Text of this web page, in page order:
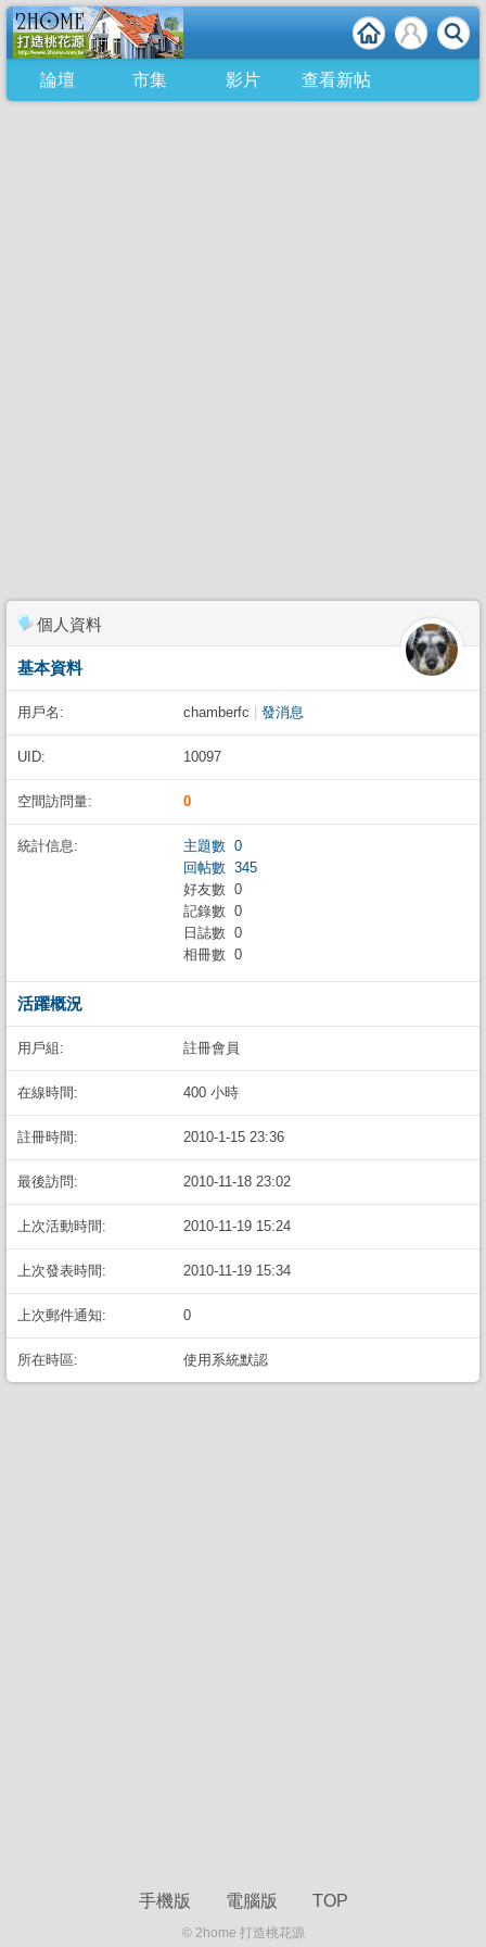
論壇 市集 影片 查看新帖
個人資料
基本資料
用戶名: chamberfc 發消息
UID: 10097
空間訪問量: 0
統計信息:
主題數 0
回帖數 345
好友數 0
記錄數 0
日誌數 0
相冊數 0
活躍概況
用戶組: 註冊會員
在線時間: 400 小時
註冊時間: 2010-1-15 23:36
最後訪問: 2010-11-18 23:02
上次活動時間: 2010-11-19 15:24
上次發表時間: 2010-11-19 15:34
上次郵件通知: 0
所在時區: 使用系統默認
手機版 電腦版 TOP
© 2home 打造桃花源